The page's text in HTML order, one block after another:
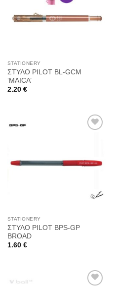
STATIONERY
ΣΤΥΛΟ PILOT BL-GCM
‘MAICA’
2.20 €
στη
Wishlist
STATIONERY
ΣΤΥΛΟ PILOT BPS-GP
BROAD
1.60 €